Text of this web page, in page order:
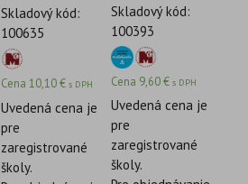
Skladový kód:
100635
Cena10,10€ s DPH
Uvedená cena je
pre
zaregistrované
školy.
Skladový kód:
100393
Cena 9,60€ s DPH
Uvedená cena je
pre
zaregistrované
školy.